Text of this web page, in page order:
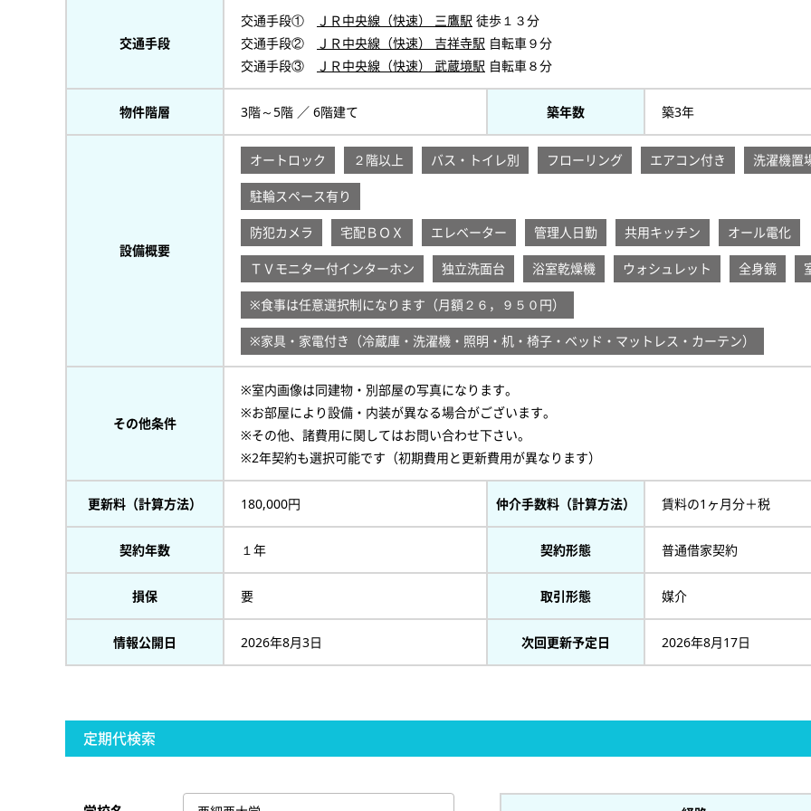
交通手段
交通手段① ＪＲ中央線（快速） 三鷹駅 徒歩１３分
交通手段②
ＪＲ中央線（快速） 吉祥寺駅 自転車９分
交通手段③
ＪＲ中央線（快速） 武蔵境駅 自転車８分
物件階層 3階～5階 ／ 6階建て 築年数 築3年
設備概要
オートロック ２階以上 バス・トイレ別 フローリング エアコン付き 洗濯機置
駐輪スペース有り
防犯カメラ 宅配ＢＯＸ エレベーター 管理人日勤 共用キッチン オール電化
ＴＶモニター付インターホン 独立洗面台 浴室乾燥機 ウォシュレット 全身鏡
※食事は任意選択制になります（月額２６，９５０円）
※家具・家電付き（冷蔵庫・洗濯機・照明・机・椅子・ベッド・マットレス・カーテン）
その他条件
※室内画像は同建物・別部屋の写真になります。
※お部屋により設備・内装が異なる場合がございます。
※その他、諸費用に関してはお問い合わせ下さい。
※2年契約も選択可能です（初期費用と更新費用が異なります）
更新料（計算方法） 180,000円 仲介手数料（計算方法） 賃料の1ヶ月分＋税
契約年数 １年 契約形態 普通借家契約
損保 要 取引形態 媒介
情報公開日 2026年8月3日 次回更新予定日 2026年8月17日
定期代検索